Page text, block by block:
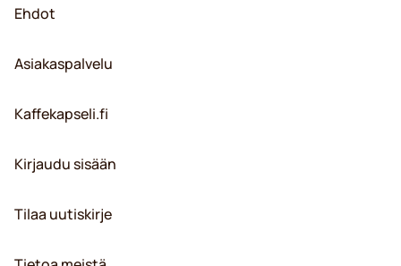
Ehdot
Asiakaspalvelu
Kaffekapseli.fi
Kirjaudu sisään
Tilaa uutiskirje